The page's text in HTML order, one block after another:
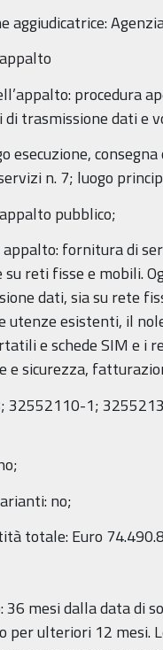
aggiudicatrice:
procedura
trasmissione dati e
esecuzione,
n. 7; luogo
pubblico;
appalto: fornitura di
su reti fisse e mobili.
dati, sia su rete
utenze esistenti, il
e schede SIM e i
e sicurezza,
32552110-1;
no;
totale: Euro
36 mesi dalla data di
per ulteriori 12 mesi.